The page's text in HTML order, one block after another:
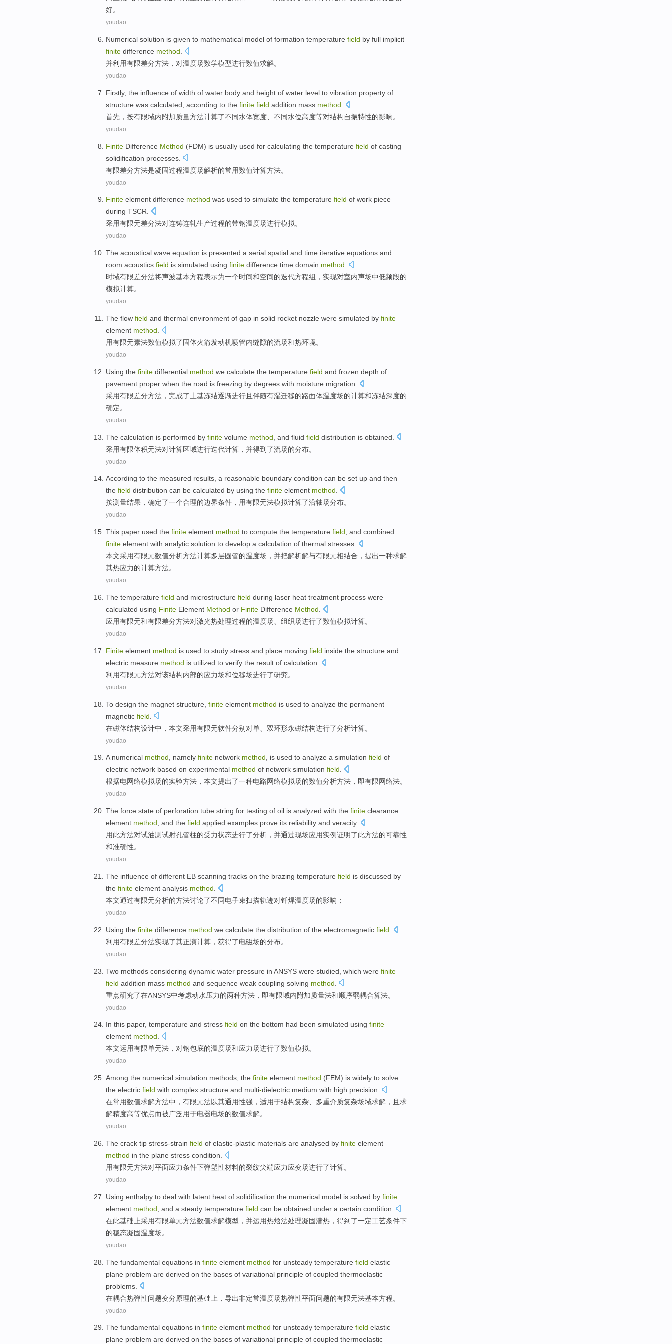
好。
youdao
Numerical solution is given to mathematical model of formation temperature field by full implicit
finite difference method
并利用有限差分方法，对温度场数学模型进行数值求解。
youdao
Firstly, the influence of width of water body and height of water level to vibration property of
structure was calculated according to the finite field addition mass method
首先 ， 按有限域内附加质量方法计算了不同水体宽度 、不同水位高度等对结构自振特性的影响。
youdao
Finite Difference Method (FDM) is usually used for calculating the temperature field of casting
solidification processes
有限差分方法是凝固过程温度场解析的常用数值计算方法。
youdao
Finite element difference method was used to simulate the temperature field of work piece
during TSCR.
采用有限元差分法对连铸连轧生产过程的带钢温度场进行模拟。
youdao
The acoustical wave equation is presented a serial spatial and time iterative equations and
room acoustics field is simulated using finite difference time domain method
时域有限差分法将声波基本方程表示为一个时间和空间的迭代方程组 ，实现对室内声场中低频段的
模拟计算。
youdao
The flow field and thermal environment of gap in solid rocket nozzle were simulated by finite
element method
用有限元素法数值模拟了 固体火箭发动机喷管内缝隙的流场和热环境。
youdao
Using the finite differential method we calculate the temperature field and frozen depth of
pavement proper when the road is freezing by degrees with moisture migration
采用有限差分方法 ， 完成了土基冻结逐渐进行 且 伴随有湿迁移的路面体温度场的计算和冻结深度的
确定。
youdao
The calculation is performed by finite volume method and fluid field distribution is obtained
采用有限体积元法对计算区域进行迭代计算， 并得到了流场的分布。
youdao
According to the measured results, a reasonable boundary condition can be set up and then
the field distribution can be calculated by using the finite element method.
按测量结果 ， 确定了一个合理的边界条件 ， 用有限元法模拟计算了沿轴场分布。
youdao
This paper used the finite element method to compute the temperature field and combined
finite element with analytic solution to develop a calculation of thermal stresses
本文采用有限元数值分析方法计算多层圆管的温度场 ， 并把解析解与有限元相结合，提出一种求解
其热应力的计算方法。
youdao
The temperature field and microstructure field during laser heat treatment process were
calculated using Finite Element Method or Finite Difference Method
应用有限元和有限差分方法对激光热处理过程的温度场 组织场进行了数值模拟计算。
youdao
Finite element method is used to study stress and place moving field inside the structure and
electric measure method is utilized to verify the result of calculation.
利用有限元方法对该结构内部的应力场和位移场进行了研究。
youdao
To design the magnet structure finite element method is used to analyze the permanent
magnetic field
在磁体结构设计中，本文采用有限元软件分别对单、双环形永磁结构进行了分析计算。
youdao
Anumerical method, namely finite network method, is used to analyze a simulation field of
electric network based on experimental method of network simulation field.
根据电网络模拟场的实验方法 ，本文提出了一种电路网络模拟场的数值分析方法， 即有限网络法。
youdao
The force state of perforation tube string for testing of oil is analyzed with the finite clearance
element method and the field applied examples prove its reliability and veracity.
用此方法对试油测试射孔管柱的受力状态进行了分析 ， 并通过现场应用实例证明了此方法的可靠性
和准确性。
youdao
The influence of different EB scanning tracks on the brazing temperature field is discussed by
the finite element analysis method
本文通过有限元分析的方法讨论了不同电子束扫描轨迹对钎焊温度场的影响 ；
youdao
Using the finite difference method we calculate the distribution of the electromagnetic field
利用有限差分法实现了其正演计算 ，获得了电磁场的分布。
youdao
Two methods considering dynamic water pressure in ANSYS were studied which were finite
field addition mass method and sequence weak coupling solving method
重点研究了在ANSYS中考虑动水压力的两种方法 ， 即有限域内附加质量法和顺序弱耦合算法。
youdao
In this paper, temperature and stress field on the bottom had been simulated using finite
element method.
本文运用有限单元法， 对钢包底的温度场和应力场进行了数值模拟。
youdao
Among the numerical simulation methods , the finite element method (FEM) is widely to solve
the electric field with complex structure and multi-dielectric medium with high precision
在常用数值求解方法中，有限元法以其通用性强，适用于结构复杂 多重介质复杂场域求解，且求
解精度高等优点而被广泛 用于电器电场的数值求解。
youdao
The crack tip stress-strain field of elastic-plastic materials are analysed by finite element
method in the plane stress condition
用有限元方法对平面应力条件下弹塑性材料的裂纹尖端应力应变场进行了计算。
youdao
Using enthalpy to deal with latent heat of solidification the numerical model is solved by finite
element method and a steady temperature field can be obtained under a certain condition
在此基础上采用有限单元方法数值求解模型 ， 并运用热焓法处理凝固潜热 ， 得到 了一定工艺条件下
的稳态凝固温度场。
youdao
The fundamental equations in finite element method for unsteady temperature field elastic
plane problem are derived on the bases of variational principle of coupled thermoelastic
problems
在耦合热弹性问题变分原理的基础 上 ， 导出非定常温度场热弹性平面问题的有限元法基本方程。
youdao
The fundamental equations in finite element method for unsteady temperature field elastic
plane problem are derived on the bases of variational principle of coupled thermoelastic